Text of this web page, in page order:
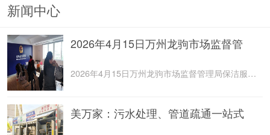
新闻中心
2026年4月15日万州龙驹市场监督管
2026年4月15日万州龙驹市场监督管理局保洁服务由重庆美
美万家：污水处理、管道疏通一站式